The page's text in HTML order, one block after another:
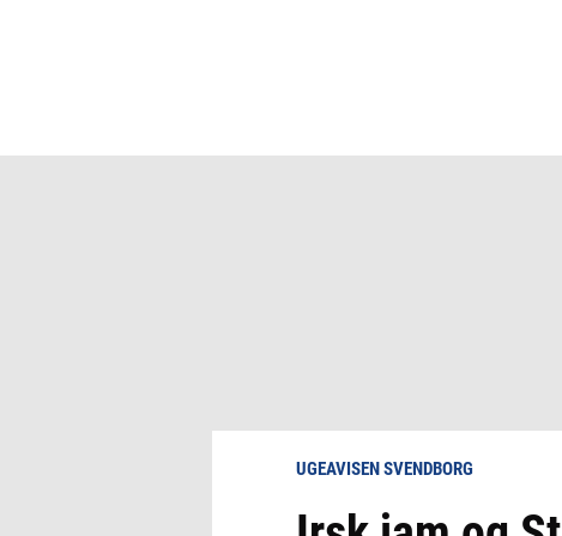
UGEAVISEN SVENDBORG